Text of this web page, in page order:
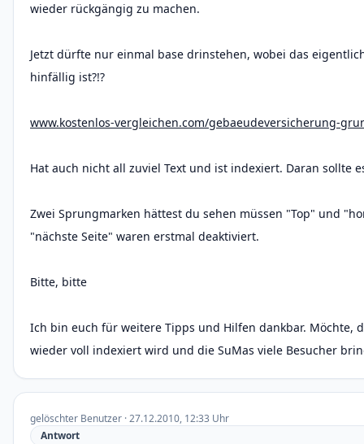
wieder rückgängig zu machen.
Jetzt dürfte nur einmal base drinstehen, wobei das
hinfällig ist?!?
www.kostenlos-vergleichen.com/gebaeudeversicherung-
Hat auch nicht all zuviel Text und ist indexiert. Daran sollte
Zwei Sprungmarken hättest du sehen müssen "Top" und
"nächste Seite" waren erstmal deaktiviert.
Bitte, bitte
Ich bin euch für weitere Tipps und Hilfen dankbar. Möchte,
wieder voll indexiert wird und die SuMas viele Besucher
gelöschter Benutzer · 27.12.2010, 12:33 Uhr
Antwort